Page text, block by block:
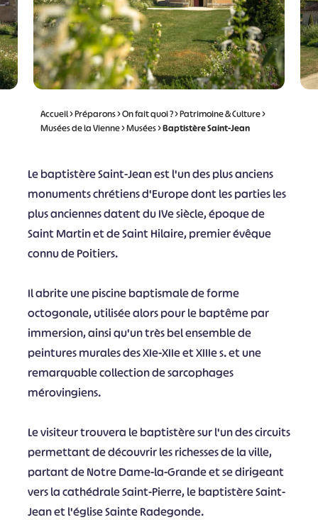
Accueil>Préparons>On fait quoi ?>Patrimoine & Culture>
Musées de la Vienne>Musées>Baptistère Saint-Jean
Le baptistère Saint-Jean est l'un des plus anciens
monuments chrétiens d'Europe dont les parties les
plus anciennes datent du IVe siècle, époque de
Saint Martin et de Saint Hilaire, premier évêque
connu de Poitiers.
Il abrite une piscine baptismale de forme
octogonale, utilisée alors pour le baptême par
immersion, ainsi qu'un très bel ensemble de
peintures murales des XIe-XIIe et XIIIe s. et une
remarquable collection de sarcophages
mérovingiens.
Le visiteur trouvera le baptistère sur l'un des circuits
permettant de découvrir les richesses de la ville,
partant de Notre Dame-la-Grande et se dirigeant
vers la cathédrale Saint-Pierre, le baptistère Saint-
Jean et l'église Sainte Radegonde.